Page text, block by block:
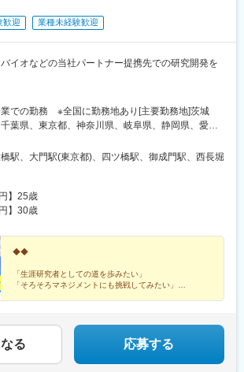
歓迎 業種未経験歓迎
イオなどの当社パートナー提携先での研究開発を
での勤務 ※全国に勤務地あり[主要勤務地]茨城
葉県、東京都、神奈川県、岐阜県、静岡県、愛知
滋賀県、京都府、大阪府、兵庫県、広島県、福岡県※
企業は、十分に話し合った上で、あなたのご経験
し決定します。＼NEW！エリア制度導入／全国で
ください！詳細は選考時にご案内いたします。
駅、大門駅(東京都)、四ツ橋駅、御成門駅、西長堀
】25歳
】30歳
◆◆
「生涯研究者としての道を歩みたい」
「そろそろマネジメントにも挑戦してみたい」
◎カジュアル面談も対応しています。お気軽にご相談く
ださい。
る 応募する